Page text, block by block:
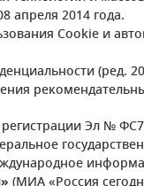
апреля 2014 года.
Cookie и
(ред.
Эл №